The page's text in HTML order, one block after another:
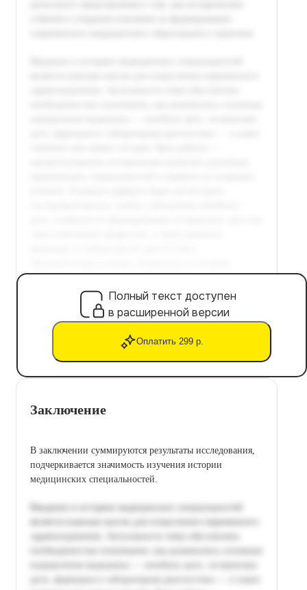
Полный текст доступен
в расширенной версии
Оплатить 299 р.
Заключение
В заключении суммируются результаты исследования,
подчеркивается значимость изучения истории
медицинских специальностей.